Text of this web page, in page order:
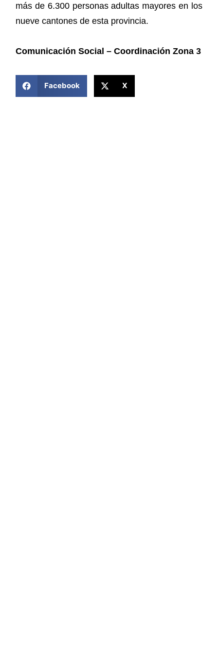
más de 6.300 personas adultas mayores en los
nueve cantones de esta provincia.
Comunicación Social – Coordinación Zona 3
Facebook X